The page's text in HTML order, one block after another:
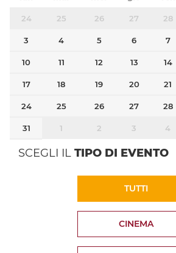
24 25 26 27 28
3 4 5 6 7
10 11 12 13 14
17 18 19 20 21
24 25 26 27 28
31 1 2 3 4
SCEGLI IL TIPO DI EVENTO
TUTTI
CINEMA